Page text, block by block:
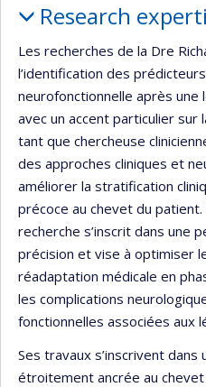
Research
Les recherches de la Dre
l’identification des
neurofonctionnelle après une
avec un accent particulier sur
tant que chercheuse
des approches cliniques et
améliorer la stratification
précoce au chevet du
recherche s’inscrit dans une
précision et vise à optimiser
réadaptation médicale en
les complications
fonctionnelles associées aux
Ses travaux s’inscrivent
étroitement ancrée au